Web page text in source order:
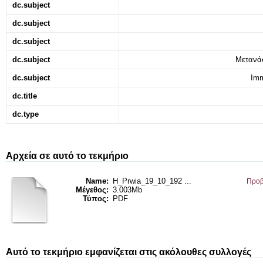
dc.subject
dc.subject
dc.subject
dc.subject
dc.subject
dc.title
dc.type
Αρχεία σε αυτό το τεκμήριο
Name:
H_Prwia_19_10_192 ...
Μέγεθος: 3.003Mb
Τύπος:
PDF
Αυτό το τεκμήριο εμφανίζεται στις ακόλουθες συλλογές